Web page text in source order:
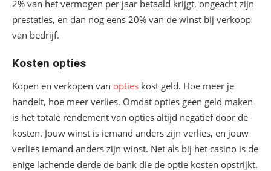
2% van het vermogen per jaar betaald krijgt, ongeacht zijn
prestaties, en dan nog eens 20% van de winst bij verkoop
van bedrijf.
Kosten opties
Kopen en verkopen van opties kost geld. Hoe meer je
handelt, hoe meer verlies. Omdat opties geen geld maken
is het totale rendement van opties altijd negatief door de
kosten. Jouw winst is iemand anders zijn verlies, en jouw
verlies iemand anders zijn winst. Net als bij het casino is de
enige lachende derde de bank die de optie kosten opstrijkt.